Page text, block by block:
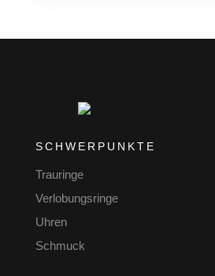
SCHWERPUNKTE
Trauringe
Verlobungsringe
Uhren
Schmuck